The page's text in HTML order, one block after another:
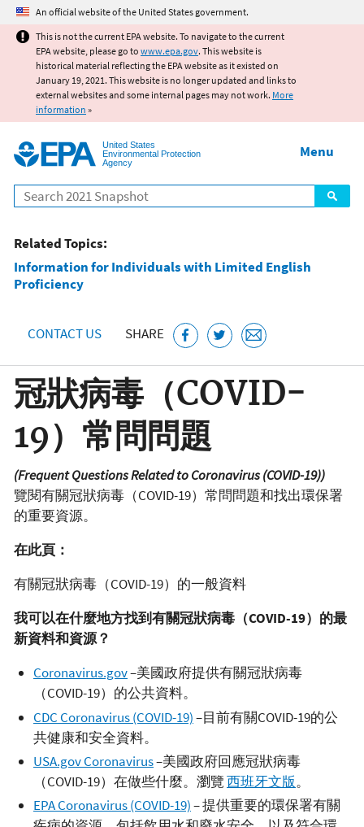
Jump to main content
An official website of the United States government.
This is not the current EPA website. To navigate to the current
EPA website, please go to www.epa.gov. This website is
historical material reflecting the EPA website as it existed on
January 19, 2021. This website is no longer updated and links to
external websites and some internal pages may not work. More
information »
United States
Environmental Protection
Agency
Search
Menu
Related Topics:
Information for Individuals with Limited English
Proficiency
CONTACT US SHARE
冠狀病毒（COVID-
19）常問問題
(Frequent Questions Related to Coronavirus (COVID-19))
覽閱有關冠狀病毒（COVID-19）常問問題和找出環保署
的重要資源。
在此頁：
有關冠狀病毒（COVID-19）的一般資料
我可以在什麼地方找到有關冠狀病毒（COVID-19）的最
新資料和資源？
Coronavirus.gov–美國政府提供有關冠狀病毒
（COVID-19）的公共資料。
CDC Coronavirus (COVID-19)–目前有關COVID-19的公
共健康和安全資料。
USA.gov Coronavirus–美國政府回應冠狀病毒
（COVID-19）在做些什麼。瀏覽西班牙文版。
EPA Coronavirus (COVID-19)– 提供重要的環保署有關